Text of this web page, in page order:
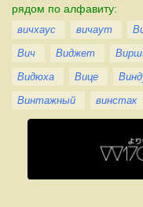
рядом по алфавиту:
вичхаус вичаут
Вич
Виджет
Видюха
Вице
Винтажный
винстак